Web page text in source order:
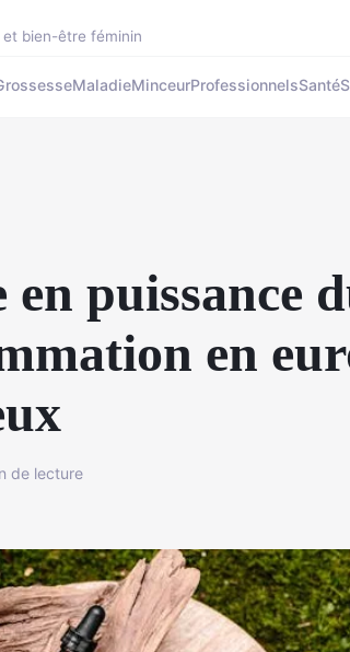
bien-être féminin
MaladieMinceurProfessionnelsSanté
puissance
en
de lecture